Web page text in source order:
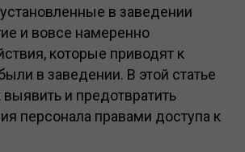
в заведении
и вовсе намеренно
которые приводят к
в заведении. В этой статье
выявить и предотвратить
персонала правами доступа к